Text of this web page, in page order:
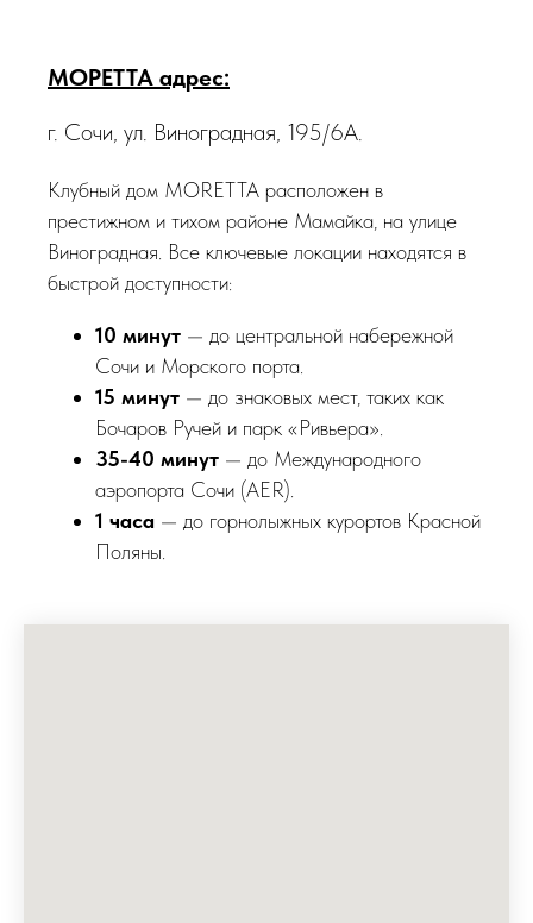
МОРЕТТА адрес:
г. Сочи, ул. Виноградная, 195/6А.
Клубный дом MORETTA расположен в
престижном и тихом районе Мамайка, на улице
Виноградная. Все ключевые локации находятся в
быстрой доступности:
10 минут — до центральной набережной
Сочи и Морского порта.
15 минут — до знаковых мест, таких как
Бочаров Ручей и парк «Ривьера».
35-40 минут — до Международного
аэропорта Сочи (AER).
1 часа — до горнолыжных курортов Красной
Поляны.